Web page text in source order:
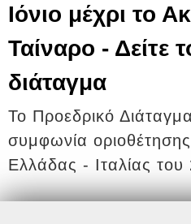
Ιόνιο μέχρι το
Ταίναρο - Δείτε
διάταγμα
Το Προεδρικό
συμφωνία
Ελλάδας - Ιταλίας του